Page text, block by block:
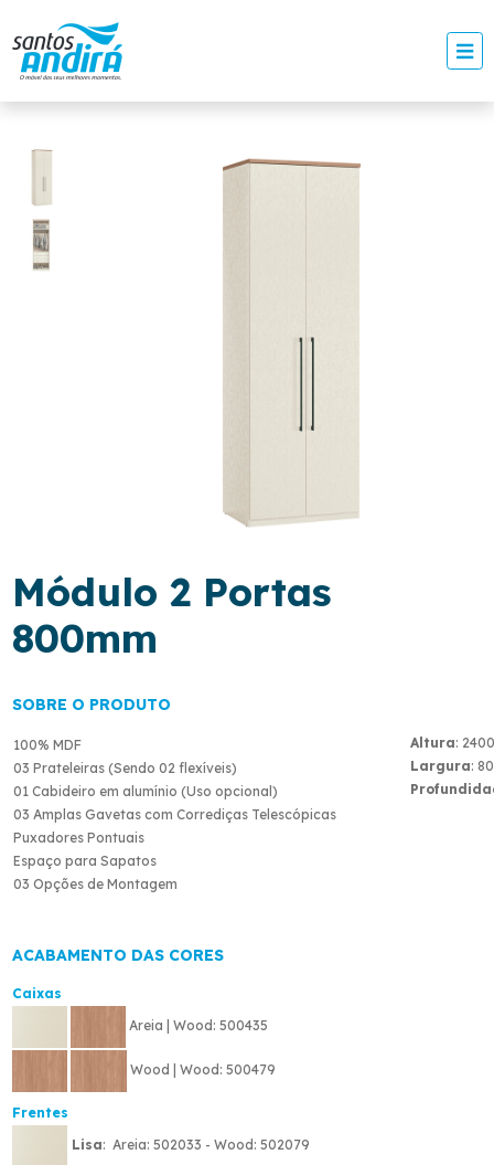
Módulo 2 Portas
800mm
SOBRE O PRODUTO
100% MDF
03 Prateleiras (Sendo 02 flexíveis)
01 Cabideiro em alumínio (Uso opcional)
03 Amplas Gavetas com Corrediças Telescópicas
Puxadores Pontuais
Espaço para Sapatos
03 Opções de Montagem
Altura:
Largura:
ACABAMENTO DAS CORES
Caixas
Areia | Wood: 500435
Wood | Wood: 500479
Frentes
Lisa: Areia: 502033 - Wood: 502079